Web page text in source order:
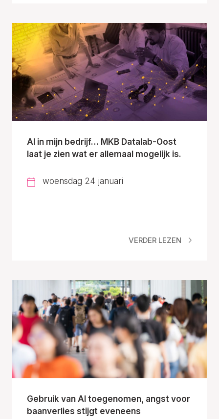
AI in mijn bedrijf… MKB Datalab-Oost
laat je zien wat er allemaal mogelijk is.
woensdag 24 januari
VERDER LEZEN
Gebruik van AI toegenomen, angst voor
baanverlies stijgt eveneens